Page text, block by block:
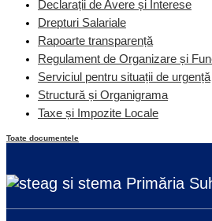
Declarații de Avere și Interese
Drepturi Salariale
Rapoarte transparență
Regulament de Organizare și
Serviciul pentru situații de urgență
Structură și Organigrama
Taxe și Impozite Locale
Toate documentele
Primăria